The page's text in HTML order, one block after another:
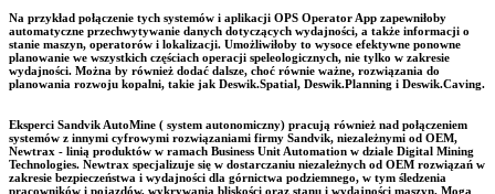
Na przykład połączenie tych systemów i aplikacji OPS Operator App zapewniłoby
automatyczne przechwytywanie danych dotyczących wydajności, a także informacji o
stanie maszyn, operatorów i lokalizacji. Umożliwiłoby to wysoce efektywne ponowne
planowanie we wszystkich częściach operacji speleologicznych, nie tylko w zakresie
wydajności. Można by również dodać dalsze, choć równie ważne, rozwiązania do
planowania rozwoju kopalni, takie jak Deswik.Spatial, Deswik.Planning i Deswik.Caving.
Eksperci Sandvik AutoMine ( system autonomiczny) pracują również nad połączeniem
systemów z innymi cyfrowymi rozwiązaniami firmy Sandvik, niezależnymi od OEM,
Newtrax - linią produktów w ramach Business Unit Automation w dziale Digital Mining
Technologies. Newtrax specjalizuje się w dostarczaniu niezależnych od OEM rozwiązań w
zakresie bezpieczeństwa i wydajności dla górnictwa podziemnego, w tym śledzenia
pracowników i pojazdów, wykrywania bliskości oraz stanu i wydajności maszyn. Mogą